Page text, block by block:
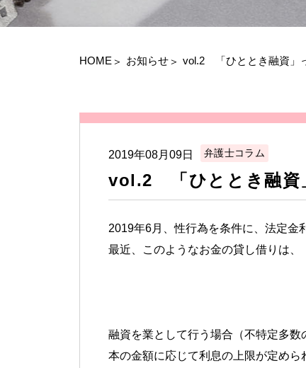
HOME お知らせ vol.2 「ひととき融資」
2019年08月09日 弁護士コラム
vol.2 「ひととき融資
2019年6月、性行為を条件に、法定金
最近、このようなお金の貸し借りは、
融資を業として行う場合（不特定多
本の金額に応じて利息の上限が定め